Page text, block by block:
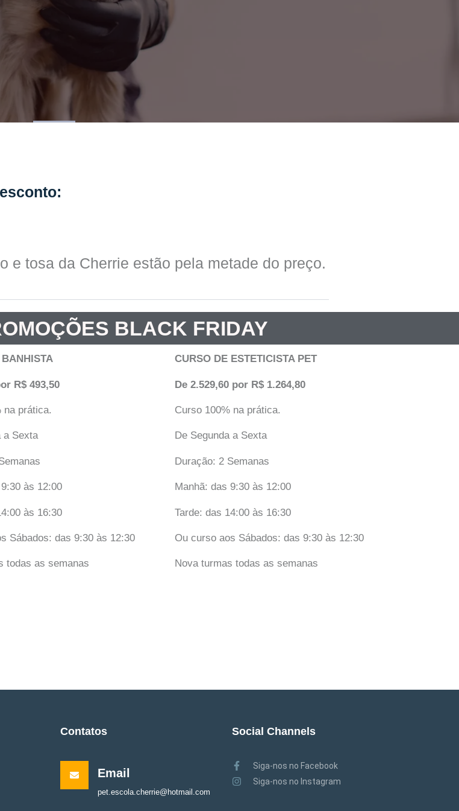
e tosa da Cherrie estão pela metade do preço.
BLACK FRIDAY
R$ 493,50
na prática.
a Sexta
às 12:00
às 16:30
Sábados: das 9:30 às 12:30
todas as semanas
CURSO DE ESTETICISTA PET
De 2.529,60 por R$ 1.264,80
Curso 100% na prática.
De Segunda a Sexta
Duração: 2 Semanas
Manhã: das 9:30 às 12:00
Tarde: das 14:00 às 16:30
Ou curso aos Sábados: das 9:30 às 12:30
Nova turmas todas as semanas
Contatos
Email
pet.escola.cherrie@hotmail.com
Social Channels
Siga-nos no Facebook
Siga-nos no Instagram